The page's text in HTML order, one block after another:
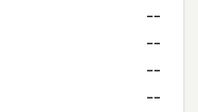
--
--
--
--